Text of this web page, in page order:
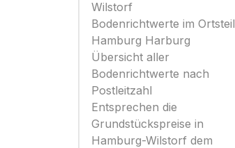
Wilstorf
Bodenrichtwerte im Ortsteil
Hamburg Harburg
Übersicht aller
Bodenrichtwerte nach
Postleitzahl
Entsprechen die
Grundstückspreise in
Hamburg-Wilstorf dem